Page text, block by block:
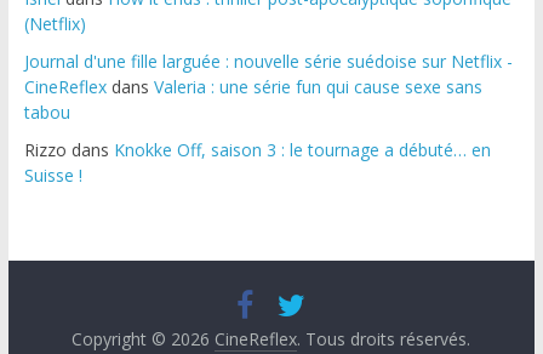
(Netflix)
Journal d'une fille larguée : nouvelle série suédoise sur Netflix -
CineReflexdans Valeria : une série fun qui cause sexe sans
tabou
Rizzo dans Knokke Off, saison 3 : le tournage a débuté… en
Suisse !
Copyright © 2026 CineReflex. Tous droits réservés.